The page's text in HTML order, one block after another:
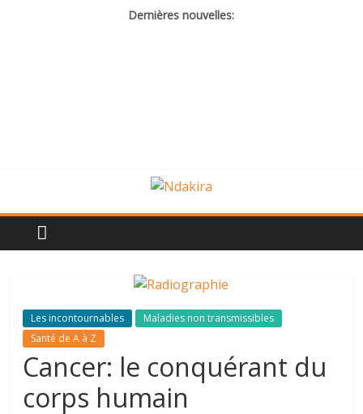
Dernières nouvelles:
Les incontournables
Maladies non transmissibles
Santé de A à Z
Cancer: le conquérant du
corps humain